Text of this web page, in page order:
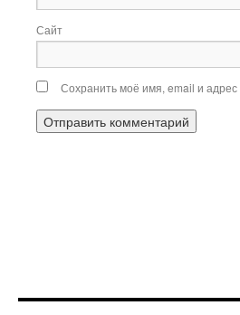
Сайт
Сохранить моё имя, email и